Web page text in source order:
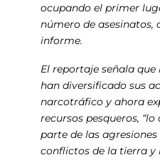
ocupando el primer
número de asesinatos,
informe.
El reportaje señala
han diversificado sus
narcotráfico y ahora
recursos pesqueros,
parte de las
conflictos de la tierra y